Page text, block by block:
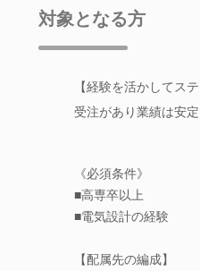
対象となる方
【経験を活かして
受注があり業績は安
《必須条件》
■高専卒以上
■電気設計の経験
【配属先の編成】